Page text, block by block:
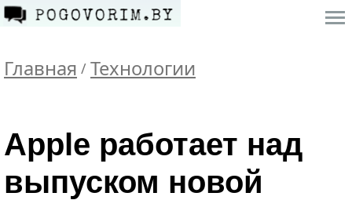
Главная / Технологии
Apple работает над
выпуском новой